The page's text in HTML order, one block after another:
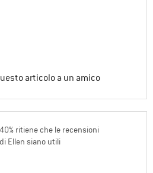
articolo a un amico
40% ritiene che le recensioni
di Ellen siano utili